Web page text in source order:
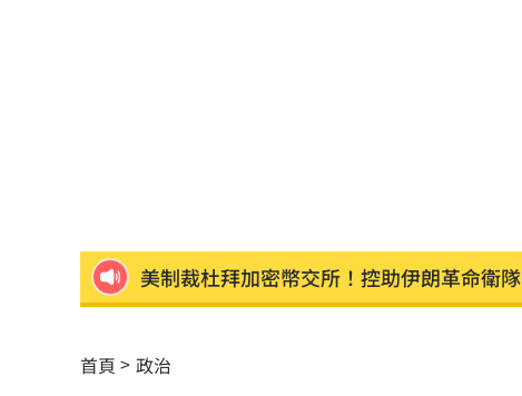
美制裁杜拜加密幣交所！控助伊朗革命衛隊
梅西父親病逝享壽68歲 一路陪伴兒闖足壇
首頁 政治